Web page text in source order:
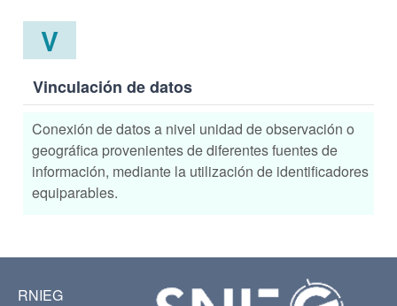
V
Vinculación de datos
Conexión de datos a nivel unidad de observación o
geográfica provenientes de diferentes fuentes de
información, mediante la utilización de identificadores
equiparables.
RNIEG